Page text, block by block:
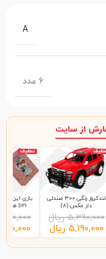
A
6 عدد
از سایت
لندکروز رنگی 300 صندلی
دار مکس (8)
۵,۳۹۰,۰۰۰ ریال
۵,۱۹۰,۰۰۰ ریال
تخفیف
بازی این چی
121| هاردباکس (48)